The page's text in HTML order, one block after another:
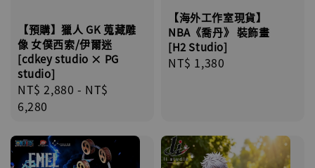
【預購】獵人 GK 蒐藏雕
像 女僕西索/伊爾迷
[cdkey studio × PG
studio]
Regular
price
NT$ 2,880 - NT$
6,280
【海外工作室現貨】
NBA《喬丹》 裝飾畫
[H2 Studio]
Regular
NT$ 1,380